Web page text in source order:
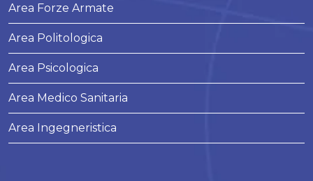
Area Forze Armate
Area Politologica
Area Psicologica
Area Medico Sanitaria
Area Ingegneristica